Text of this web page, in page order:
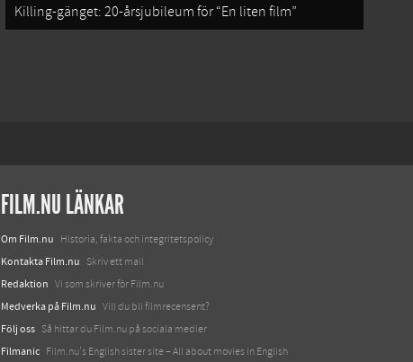
Killing-gänget: 20-årsjubileum för “En liten film”
FILM.NU LÄNKAR
Om Film.nu Historia, fakta och integritetspolicy
Kontakta Film.nu Skriv ett mail
Redaktion Vi som skriver för Film.nu
Medverka på Film.nu Vill du bli filmrecensent?
Följ oss Så hittar du Film.nu på sociala medier
Filmanic Film.nu's English sister site – All about movies in English